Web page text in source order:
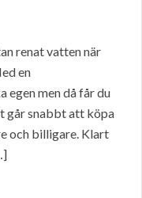
renat vatten när
en
egen men då får du
går snabbt att köpa
och billigare. Klart